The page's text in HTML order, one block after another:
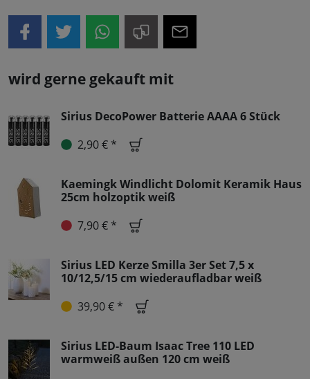
wird gerne gekauft mit
Sirius DecoPower Batterie AAAA 6 Stück
2,90 € *
Kaemingk Windlicht Dolomit Keramik Haus
25cm holzoptik weiß
7,90 € *
Sirius LED Kerze Smilla 3er Set 7,5 x
10/12,5/15 cm wiederaufladbar weiß
39,90 € *
Sirius LED-Baum Isaac Tree 110 LED
warmweiß außen 120 cm weiß